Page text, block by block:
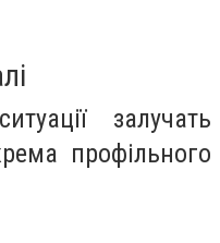
залучать
профільного